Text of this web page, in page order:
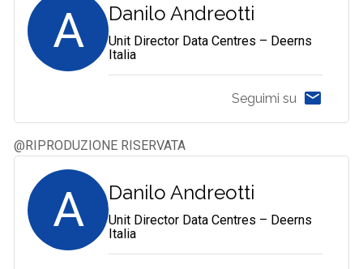
A Danilo Andreotti
Unit Director Data Centres – Deerns
Italia
Seguimi su
@RIPRODUZIONE RISERVATA
A Danilo Andreotti
Unit Director Data Centres – Deerns
Italia